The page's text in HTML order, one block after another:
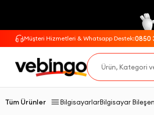
Müşteri Hizmetleri & Whatsapp Destek:0850
Tüm Ürünler BilgisayarlarBilgisayar